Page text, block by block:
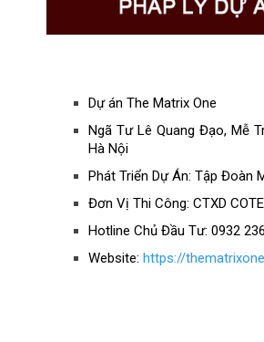
Dự án The Matrix One
Ngã Tư Lê Quang Đạo, Mễ
Hà Nội
Phát Triển Dự Án: Tập Đoàn
Đơn Vị Thi Công: CTXD
Hotline Chủ Đầu Tư: 0932
Website: https://